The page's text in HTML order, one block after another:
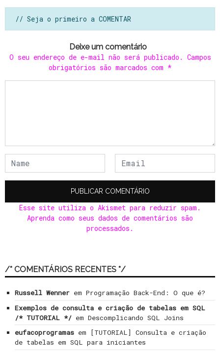
// Seja o primeiro a COMENTAR
Deixe um comentário
O seu endereço de e-mail não será publicado. Campos
obrigatórios são marcados com *
Esse site utiliza o Akismet para reduzir spam.
Aprenda como seus dados de comentários são
processados .
/* COMENTÁRIOS RECENTES */
Russell Wenner em Programação Back-End: O que é?
Exemplos de consulta e criação de tabelas em SQL
/* TUTORIAL */ em Descomplicando SQL Joins
eufacoprogramas em
[TUTORIAL] Consulta e criação
de tabelas em SQL para iniciantes